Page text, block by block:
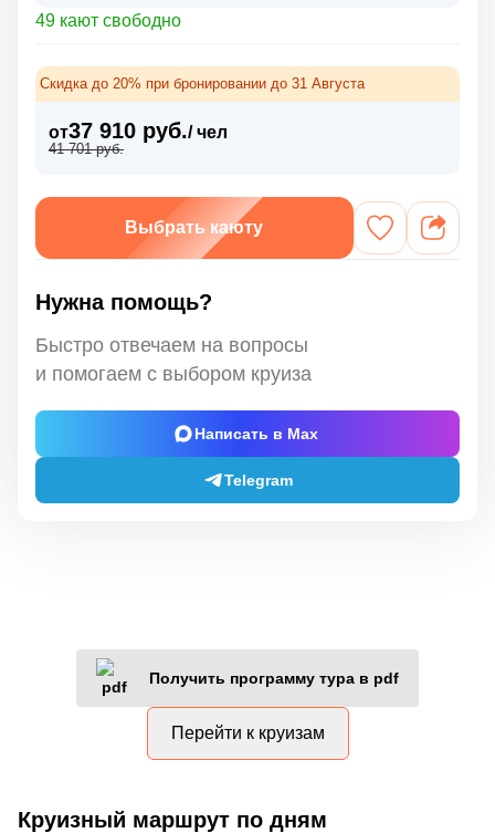
49 кают свободно
Скидка до 20% при бронировании до 31 Августа
от37 910 руб./ чел
41 701 руб.
Выбрать каюту
Нужна помощь?
Быстро отвечаем на вопросы
и помогаем с выбором круиза
Написать в Max
Telegram
Получить программу тура в pdf
Перейти к круизам
Круизный маршрут по дням